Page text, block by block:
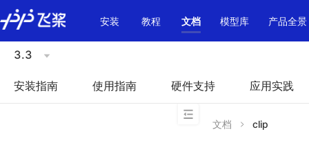
\u200E
安装
教程 文档 模型库 产品全景
3.3
安装指南 使用指南 硬件支持 应用实践
文档 clip